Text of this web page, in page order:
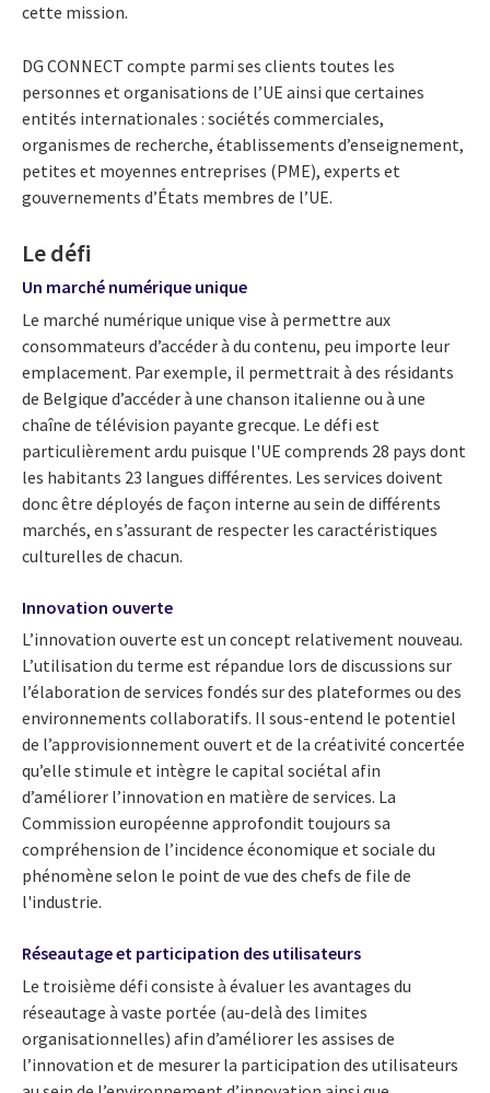
cette mission.
DG CONNECT compte parmi ses clients toutes les
personnes et organisations de l’UE ainsi que certaines
entités internationales : sociétés commerciales,
organismes de recherche, établissements d’enseignement,
petites et moyennes entreprises (PME), experts et
gouvernements d’États membres de l’UE.
Le défi
Un marché numérique unique
Le marché numérique unique vise à permettre aux
consommateurs d’accéder à du contenu, peu importe leur
emplacement. Par exemple, il permettrait à des résidants
de Belgique d’accéder à une chanson italienne ou à une
chaîne de télévision payante grecque. Le défi est
particulièrement ardu puisque l'UE comprends 28 pays dont
les habitants 23 langues différentes. Les services doivent
donc être déployés de façon interne au sein de différents
marchés, en s’assurant de respecter les caractéristiques
culturelles de chacun.
Innovation ouverte
L’innovation ouverte est un concept relativement nouveau.
L’utilisation du terme est répandue lors de discussions sur
l’élaboration de services fondés sur des plateformes ou des
environnements collaboratifs. Il sous-entend le potentiel
de l’approvisionnement ouvert et de la créativité concertée
qu’elle stimule et intègre le capital sociétal afin
d’améliorer l’innovation en matière de services. La
Commission européenne approfondit toujours sa
compréhension de l’incidence économique et sociale du
phénomène selon le point de vue des chefs de file de
l'industrie.
Réseautage et participation des utilisateurs
Le troisième défi consiste à évaluer les avantages du
réseautage à vaste portée (au-delà des limites
organisationnelles) afin d’améliorer les assises de
l’innovation et de mesurer la participation des utilisateurs